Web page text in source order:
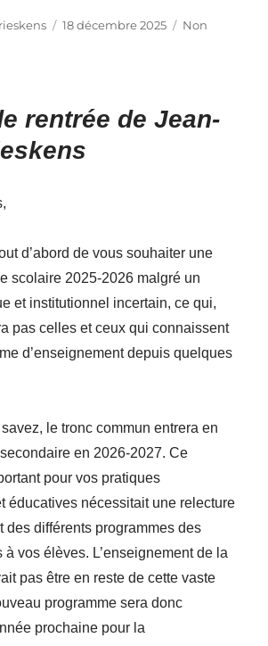
Publié
18 décembre 2025 Catégories
Non
rentrée de Jean-
d’abord de vous souhaiter une
scolaire 2025-2026 malgré un
et institutionnel incertain, ce qui,
pas celles et ceux qui connaissent
d’enseignement depuis quelques
le tronc commun entrera en
en 2026-2027. Ce
pour vos pratiques
éducatives nécessitait une relecture
des différents programmes des
vos élèves. L’enseignement de la
pas être en reste de cette vaste
programme sera donc
prochaine pour la